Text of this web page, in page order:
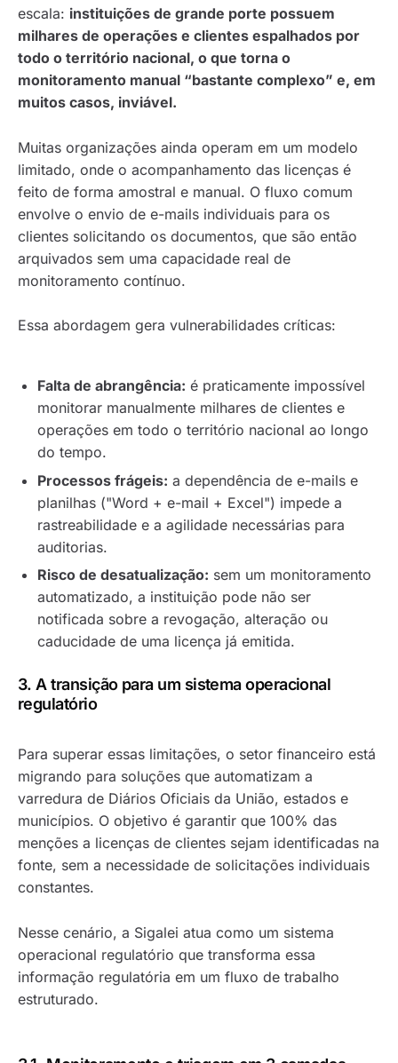
escala: instituições de grande porte possuem
milhares de operações e clientes espalhados por
todo o território nacional, o que torna o
monitoramento manual “bastante complexo” e, em
muitos casos, inviável.
Muitas organizações ainda operam em um modelo
limitado, onde o acompanhamento das licenças é
feito de forma amostral e manual. O fluxo comum
envolve o envio de e-mails individuais para os
clientes solicitando os documentos, que são então
arquivados sem uma capacidade real de
monitoramento contínuo.
Essa abordagem gera vulnerabilidades críticas:
Falta de abrangência: é praticamente impossível
monitorar manualmente milhares de clientes e
operações em todo o território nacional ao longo
do tempo.
Processos frágeis: a dependência de e-mails e
planilhas ("Word + e-mail + Excel") impede a
rastreabilidade e a agilidade necessárias para
auditorias.
Risco de desatualização: sem um monitoramento
automatizado, a instituição pode não ser
notificada sobre a revogação, alteração ou
caducidade de uma licença já emitida.
3. A transição para um sistema operacional
regulatório
Para superar essas limitações, o setor financeiro está
migrando para soluções que automatizam a
varredura de Diários Oficiais da União, estados e
municípios. O objetivo é garantir que 100% das
menções a licenças de clientes sejam identificadas na
fonte, sem a necessidade de solicitações individuais
constantes.
Nesse cenário, a Sigalei atua como um sistema
operacional regulatório que transforma essa
informação regulatória em um fluxo de trabalho
estruturado.